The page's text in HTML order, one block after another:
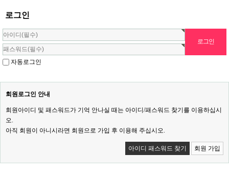
로그인
자동로그인
회원로그인 안내
회원아이디 및 패스워드가 기억 안나실 때는 아이디/패스워드 찾기를 이용하십시
오.
아직 회원이 아니시라면 회원으로 가입 후 이용해 주십시오.
아이디 패스워드 찾기 회원 가입